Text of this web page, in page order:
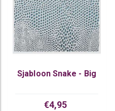
Sjabloon Snake - Big
€4,95